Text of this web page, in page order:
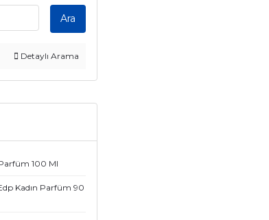
Ara
Detaylı Arama
100 Ml
Kadın Parfüm 90